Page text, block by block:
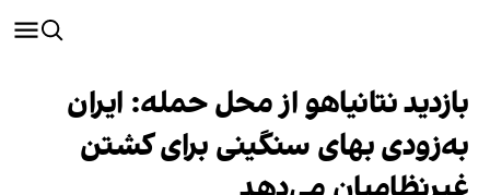
بازدید نتانیاهو از محل حمله: ایران
به‌زودی بهای سنگینی برای کشتن